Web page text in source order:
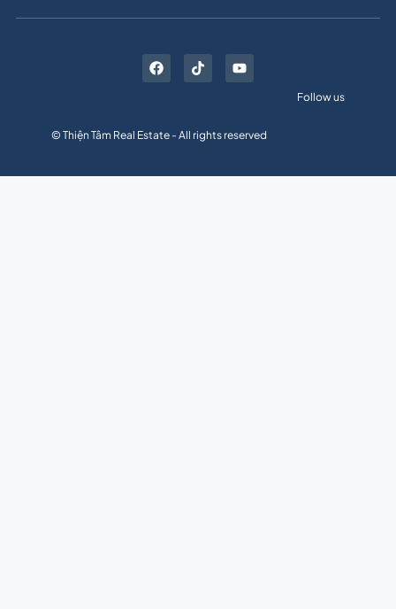
© Thiện Tâm Real Estate - All rights reserved
Follow us